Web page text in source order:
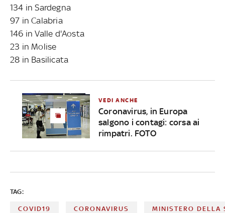
134 in Sardegna
97 in Calabria
146 in Valle d'Aosta
23 in Molise
28 in Basilicata
VEDI ANCHE
Coronavirus, in Europa
salgono i contagi: corsa ai
rimpatri. FOTO
TAG:
COVID19 CORONAVIRUS MINISTERO DELLA